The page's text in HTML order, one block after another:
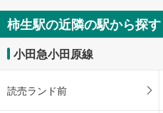
柿生駅の近隣の駅から探す
小田急小田原線
読売ランド前